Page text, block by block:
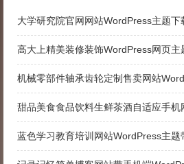
大学研究院官网网站WordPress主题下
高大上精美装修装饰WordPress网页主
蓝色学习教育培训网站WordPress主题